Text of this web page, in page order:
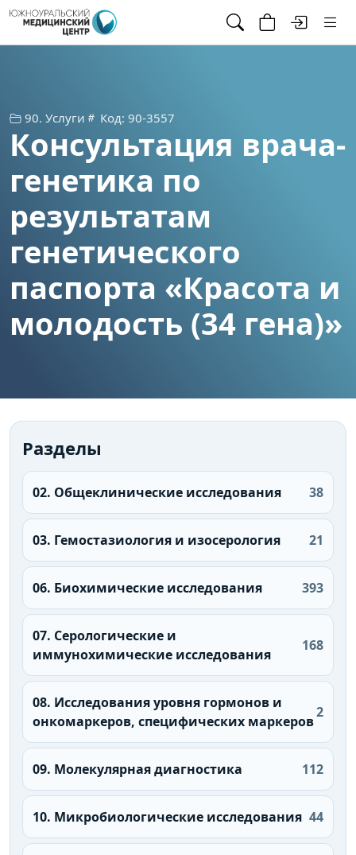
90. Услуги Код: 90-3557
Консультация врача-
генетика по
результатам
генетического
паспорта «Красота и
молодость (34 гена)»
Разделы
02. Общеклинические исследования 38
03. Гемостазиология и изосерология 21
06. Биохимические исследования 393
07. Серологические и
иммунохимические исследования
168
08. Исследования уровня гормонов и
онкомаркеров, специфических маркеров
2
09. Молекулярная диагностика 112
10. Микробиологические исследования 44